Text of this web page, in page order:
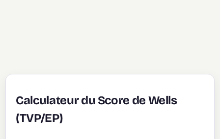
Calculateur du Score de Wells
(TVP/EP)